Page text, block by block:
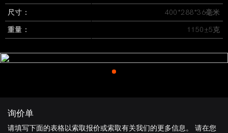
尺寸：
400*288*36毫米
重量：
1150±5克
询价单
请填写下面的表格以索取报价或索取有关我们的更多信息。 请在您